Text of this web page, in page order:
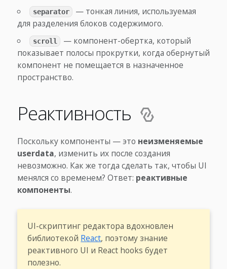
separator
— тонкая линия, используемая
для разделения блоков содержимого.
scroll
— компонент-обертка, который
показывает полосы прокрутки, когда обернутый
компонент не помещается в назначенное
пространство.
Реактивность
Поскольку компоненты — это неизменяемые
userdata, изменить их после создания
невозможно. Как же тогда сделать так, чтобы UI
менялся со временем? Ответ: реактивные
компоненты.
UI-скриптинг редактора вдохновлен
библиотекой React, поэтому знание
реактивного UI и React hooks будет
полезно.